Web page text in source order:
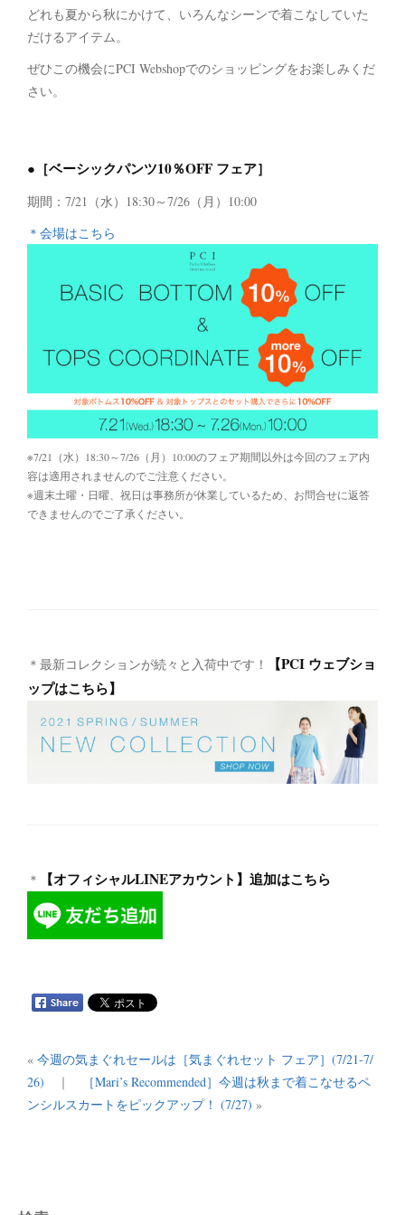
どれも夏から秋にかけて、いろんなシーンで着こなしていた
だけるアイテム。
ぜひこの機会にPCI Webshopでのショッピングをお楽しみくだ
さい。
●［ベーシックパンツ10％OFF フェア］
期間：7/21（水）18:30～7/26（月）10:00
＊会場はこちら
※7/21（水）18:30～7/26（月）10:00のフェア期間以外は今回のフェア内
容は適用されませんのでご注意ください。
※週末土曜・日曜、祝日は事務所が休業しているため、お問合せに返答
できませんのでご了承ください。
＊最新コレクションが続々と入荷中です！
【PCI ウェブショ
ップはこちら】
＊ 【オフィシャルLINEアカウント】追加はこちら
« 今週の気まぐれセールは［気まぐれセット フェア］(7/21-7/
26) ｜
［Mari’s Recommended］今週は秋まで着こなせるペ
ンシルスカートをピックアップ！ (7/27) »